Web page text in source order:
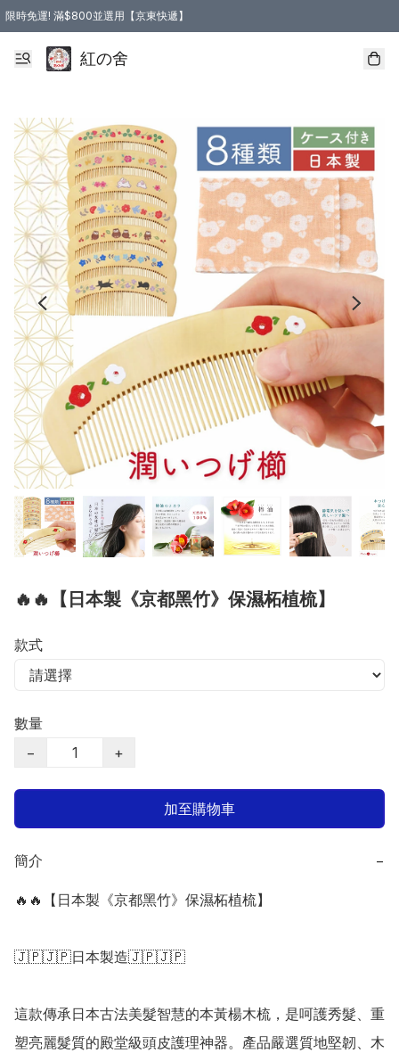
限時免運! 滿$800並選用【京東快遞】
紅の舍
🔥🔥【日本製《京都黑竹》保濕柘植梳】
款式
數量
−
+
加至購物車
簡介 −
🔥🔥【日本製《京都黑竹》保濕柘植梳】
🇯🇵🇯🇵日本製造🇯🇵🇯🇵
這款傳承日本古法美髮智慧的本黃楊木梳，是呵護秀髮、重
塑亮麗髮質的殿堂級頭皮護理神器。產品嚴選質地堅韌、木